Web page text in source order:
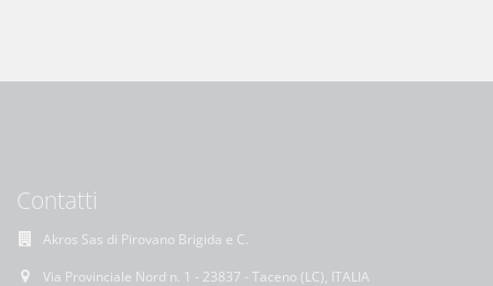
Contatti
Akros Sas di Pirovano Brigida e C.
Via Provinciale Nord n. 1 - 23837 - Taceno (LC), ITALIA